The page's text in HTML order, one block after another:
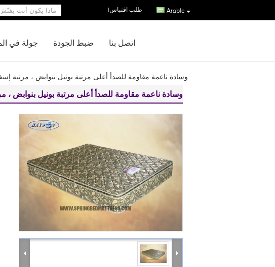
Arabic طلب اقتباس|
جولة في ضبط الجودة اتصل بنا
وسادة ناعمة مقاومة للصدأ أعلى مرتبة بونيل بنوابض ، مرتبة
وسادة ناعمة مقاومة للصدأ أعلى مرتبة بونيل بنوابض ،